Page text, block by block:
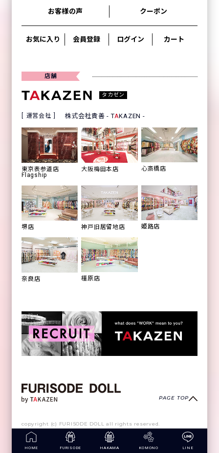
お客様の声 クーポン
お気に入り 会員登録 ログイン カート
店舗
タカゼン
運営会社 株式会社貴善 - TAKAZEN -
東京表参道店
Flagship
大阪梅田本店 心斎橋店
堺店 神戸旧居留地店 姫路店
奈良店 橿原店
PAGE TOP
copyright (c) FURISODE DOLL all rights reserved.
HOME FURISODE HAKAMA KOMONO LINE